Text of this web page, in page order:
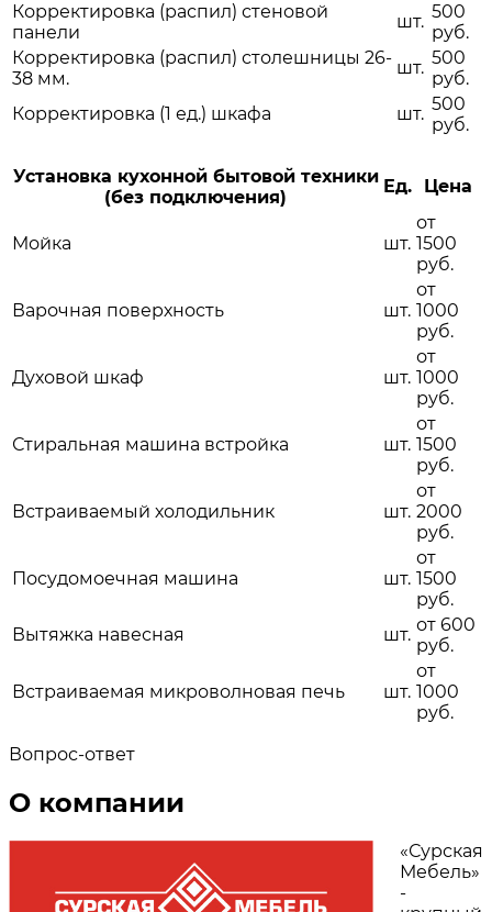
Корректировка (распил) стеновой
панели
шт. 500
руб.
Корректировка (распил) столешницы 26-
38 мм.
шт. 500
руб.
Корректировка (1 ед.) шкафа
шт. 500
руб.
Установка кухонной бытовой техники
(без подключения)
Ед. Цена
Мойка шт.
от
1500
руб.
Варочная поверхность шт.
от
1000
руб.
Духовой шкаф шт.
от
1000
руб.
Стиральная машина встройка шт.
от
1500
руб.
Встраиваемый холодильник шт.
от
2000
руб.
Посудомоечная машина шт.
от
1500
руб.
Вытяжка навесная
шт. от 600
руб.
Встраиваемая микроволновая печь шт.
от
1000
руб.
Вопрос-ответ
О компании
«Сурская
Мебель»
-